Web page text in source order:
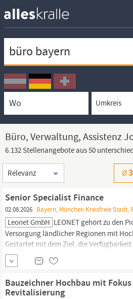
Ortssuche
Umkreissuche
Arbeitsform
Büro, Verwaltung, Assistenz
6.132 Stellenangebote aus 50
Sortierung
Ø
Senior Specialist Finance
02.08.2026 Bayern, München Kreisfreie Stadt,
Leonet GmbH LEONET gehört zu den
Versorgung ländlicher Regionen mit
Gestartet mit dem Ziel, die Verfügbarkeit
Breitbandanschlüssen in
gewährleisten, investiert LEONET heute
hochmodernen, energiesparenden und
Bauzeichner Hochbau mit
Revitalisierung